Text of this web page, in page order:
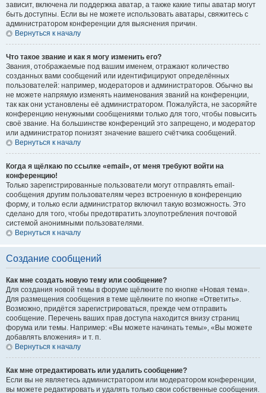
зависит, включена ли поддержка аватар, а также какие типы аватар могут
быть доступны. Если вы не можете использовать аватары, свяжитесь с
администратором конференции для выяснения причин.
Вернуться к началу
Что такое звание и как я могу изменить его?
Звания, отображаемые под вашим именем, отражают количество
созданных вами сообщений или идентифицируют определённых
пользователей: например, модераторов и администраторов. Обычно вы
не можете напрямую изменять наименования званий на конференции,
так как они установлены её администратором. Пожалуйста, не засоряйте
конференцию ненужными сообщениями только для того, чтобы повысить
своё звание. На большинстве конференций это запрещено, и модератор
или администратор понизят значение вашего счётчика сообщений.
Вернуться к началу
Когда я щёлкаю по ссылке «email», от меня требуют войти на
конференцию!
Только зарегистрированные пользователи могут отправлять email-
сообщения другим пользователям через встроенную в конференцию
форму, и только если администратор включил такую возможность. Это
сделано для того, чтобы предотвратить злоупотребления почтовой
системой анонимными пользователями.
Вернуться к началу
Создание сообщений
Как мне создать новую тему или сообщение?
Для создания новой темы в форуме щёлкните по кнопке «Новая тема».
Для размещения сообщения в теме щёлкните по кнопке «Ответить».
Возможно, придётся зарегистрироваться, прежде чем отправить
сообщение. Перечень ваших прав доступа находится внизу страниц
форума или темы. Например: «Вы можете начинать темы», «Вы можете
добавлять вложения» и т. п.
Вернуться к началу
Как мне отредактировать или удалить сообщение?
Если вы не являетесь администратором или модератором конференции,
вы можете редактировать и удалять только свои собственные сообщения.